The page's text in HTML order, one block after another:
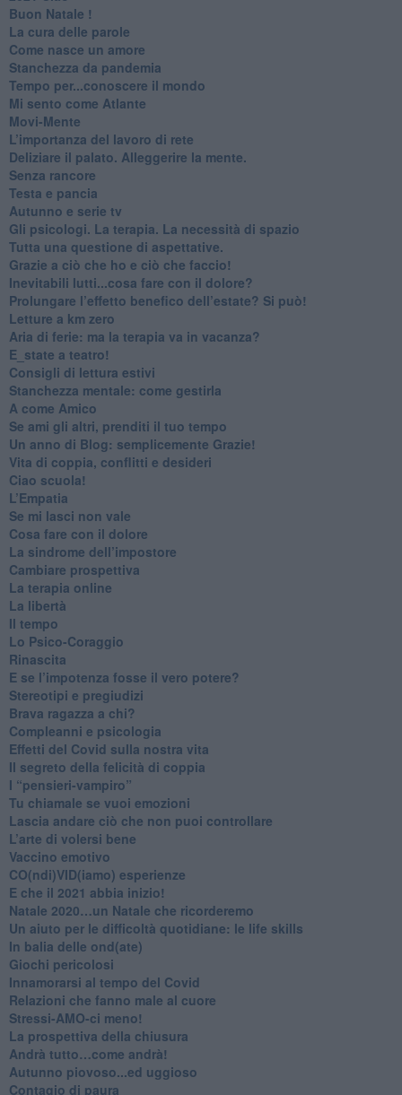
Buon Natale !
​La cura delle parole
​Come nasce un amore
Stanchezza da pandemia
​Tempo per...conoscere il mondo
​Mi sento come Atlante
​Movi-Mente
​L’importanza del lavoro di rete
​Deliziare il palato. Alleggerire la mente.
​Senza rancore
​Testa e pancia
​Autunno e serie tv
​Gli psicologi. La terapia. La necessità di spazio
​Tutta una questione di aspettative.
​Grazie a ciò che ho e ciò che faccio!
​Inevitabili lutti...cosa fare con il dolore?
Prolungare l’effetto benefico dell’estate? Si può!
​Letture a km zero
​Aria di ferie: ma la terapia va in vacanza?
​E_state a teatro!
​Consigli di lettura estivi
​Stanchezza mentale: come gestirla
​A come Amico
​Se ami gli altri, prenditi il tuo tempo
​Un anno di Blog: semplicemente Grazie!
​Vita di coppia, conflitti e desideri
​Ciao scuola!
​L’Empatia
​Se mi lasci non vale
Cosa fare con il dolore
​La sindrome dell’impostore
​Cambiare prospettiva
La terapia online
La libertà
​Il tempo
​Lo Psico-Coraggio
Rinascita
​E se l’impotenza fosse il vero potere?
Stereotipi e pregiudizi
​Brava ragazza a chi?
​Compleanni e psicologia
Effetti del Covid sulla nostra vita
Il segreto della felicità di coppia
​I “pensieri-vampiro”
​Tu chiamale se vuoi emozioni
​Lascia andare ciò che non puoi controllare
L’arte di volersi bene
​Vaccino emotivo
CO(ndi)VID(iamo) esperienze
​E che il 2021 abbia inizio!
​Natale 2020…un Natale che ricorderemo
Un aiuto per le difficoltà quotidiane: le life skills
​In balia delle ond(ate)
Giochi pericolosi
Innamorarsi al tempo del Covid
​Relazioni che fanno male al cuore
​Stressi-AMO-ci meno!
​La prospettiva della chiusura
​Andrà tutto…come andrà!
Autunno piovoso...ed uggioso
​Contagio di paura